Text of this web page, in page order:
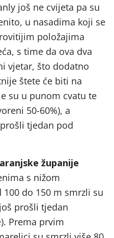
još ne cvijeta pa su
u nasadima koji se
položajima
s time da ova dva
vjetar, što dodatno
štete će biti na
su u punom cvatu te
50-60%), a
tjedan pod
županije
s nižom
do 150 m smrzli su
prošli tjedan
Prema prvim